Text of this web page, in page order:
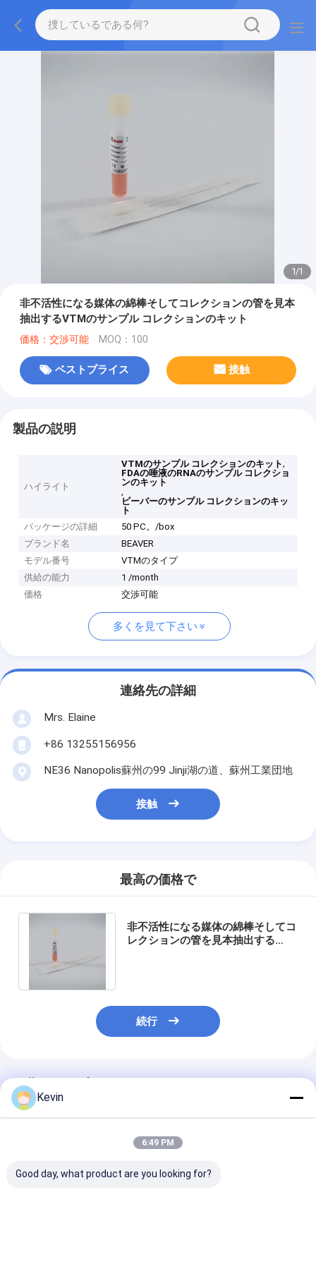
1/1
非不活性になる媒体の綿棒そしてコレクションの管を見本
抽出するVTMのサンプル コレクションのキット
価格：交渉可能 MOQ：100
ベストプライス 接触
製品の説明
ハイライト
VTMのサンプル コレクションのキット,
FDAの唾液のRNAのサンプル コレクショ
ンのキット
,
ビーバーのサンプル コレクションのキッ
ト
パッケージの詳細
50 PC。/box
ブランド名
BEAVER
モデル番号
VTMのタイプ
供給の能力
1 /month
価格
交渉可能
多くを見て下さい
連絡先の詳細
Mrs. Elaine
+86 13255156956
NE36 Nanopolis蘇州の99 Jinji湖の道、蘇州工業団地
接触
最高の価格で
非不活性になる媒体の綿棒そしてコ
レクションの管を見本抽出する
続行
推薦されたプロダクト
Kevin
6:49 PM
Good day, what product are you looking for?